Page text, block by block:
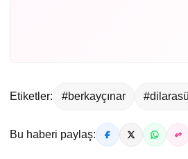
Etiketler: #berkayçınar
Bu haberi paylaş: